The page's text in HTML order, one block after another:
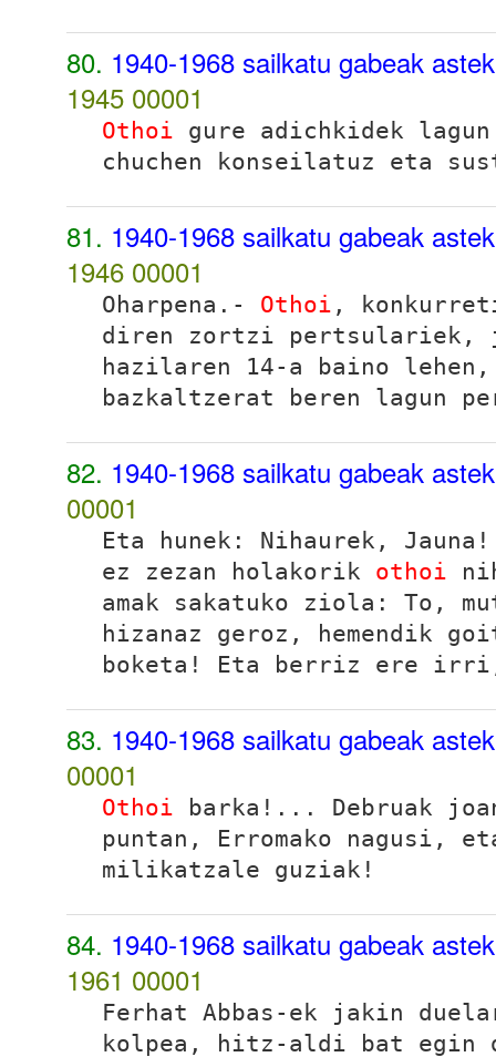
80. 1940-1968 sailkatu gabeak
1945 00001
Othoi gure adichkidek
chuchen konseilatuz eta
81. 1940-1968 sailkatu gabeak
1946 00001
Oharpena .- Othoi ,
diren zortzi pertsulariek,
hazilaren 14-a baino
bazkaltzerat beren lagun
82. 1940-1968 sailkatu gabeak
00001
Eta hunek: Nihaurek, Jauna!
ez zezan holakorik othoi
amak sakatuko ziola: To,
hizanaz geroz, hemendik
boketa!
Eta berriz ere
83. 1940-1968 sailkatu gabeak
00001
Othoi barka!... Debruak
puntan, Erromako nagusi,
milikatzale guziak!
84. 1940-1968 sailkatu gabeak
1961 00001
Ferhat Abbas-ek jakin
kolpea, hitz-aldi bat egin